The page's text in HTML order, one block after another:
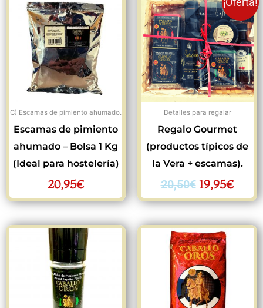
C) Escamas de pimiento ahumado.
Escamas de pimiento
ahumado – Bolsa 1 Kg
(Ideal para hostelería)
20,95€
Detalles para regalar
Regalo Gourmet
(productos típicos de
la Vera + escamas).
20,50€
precio
original
era:
20,50€.
19,95€
es: